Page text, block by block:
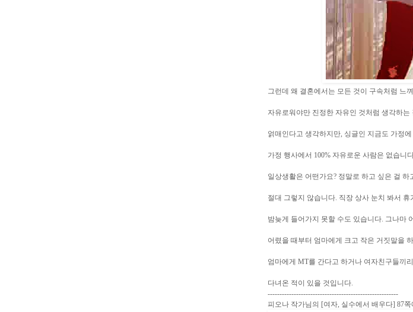
그런데 왜 결혼에서는 모든 것이 구속처럼 느
자유로워야만 진정한 자유인 것처럼 생각하는
얽매인다고 생각하지만, 싱글인 지금도 가정
가정 행사에서 100% 자유로운 사람은 없습니
일상생활은 어떤가요? 정말로 하고 싶은 걸 하
절대 그렇지 않습니다. 직장 상사 눈치 봐서
밤늦게 들어가지 못할 수도 있습니다. 그나마
어렸을 때부터 엄마에게 크고 작은 거짓말을
엄마에게 MT를 간다고 하거나 여자친구들끼
다녀온 적이 있을 것입니다.
-------------------------------------------------------
피오나 작가님의 [여자, 실수에서 배우다] 87쪽